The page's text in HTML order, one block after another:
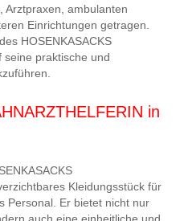
Arztpraxen, ambulanten
Einrichtungen getragen.
HOSENKASACKS
seine praktische und
in
Kleidungsstück für
Personal. Er bietet nicht nur